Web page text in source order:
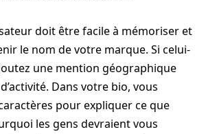
doit être facile à mémoriser et
le nom de votre marque. Si celui-
une mention géographique
Dans votre bio, vous
pour expliquer ce que
les gens devraient vous